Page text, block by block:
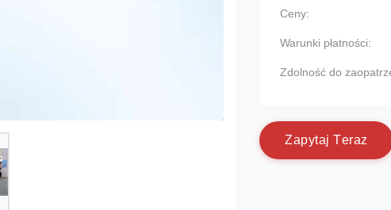
Ceny:
Warunki płatności:
Zdolność do
Zapytaj Teraz